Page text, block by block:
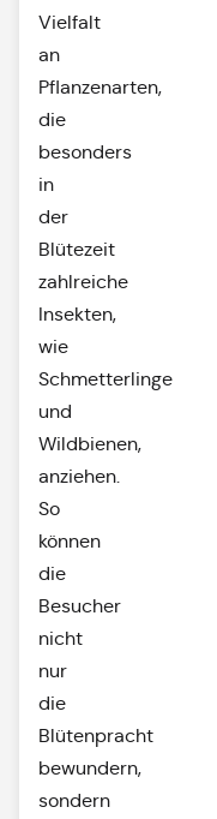
Vielfalt
an
Pflanzenarten,
die
besonders
in
der
Blütezeit
zahlreiche
Insekten,
wie
Schmetterlinge
und
Wildbienen,
anziehen.
So
können
die
Besucher
nicht
nur
die
Blütenpracht
bewundern,
sondern